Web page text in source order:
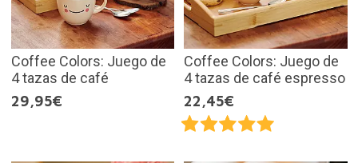
Coffee Colors: Juego de
4 tazas de café
29,95€
Coffee Colors: Juego de
4 tazas de café espresso
22,45€